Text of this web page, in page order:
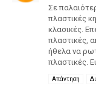
Σε
πλαστικές
κλασικές.
πλαστικές,
ήθελα να
πλαστικές.
Απάντηση